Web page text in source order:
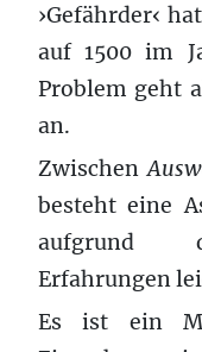
›Gefährder‹
auf 1500 im
Problem geht
an.
Zwischen
besteht eine
aufgrund
Erfahrungen
Es ist ein